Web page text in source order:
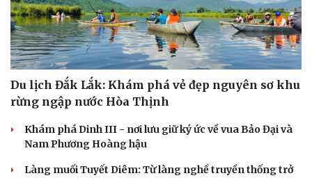
Du lịch Đắk Lắk: Khám phá vẻ đẹp nguyên sơ khu
rừng ngập nước Hòa Thịnh
Khám phá Dinh III - nơi lưu giữ ký ức về vua Bảo Đại và
Nam Phương Hoàng hậu
Làng muối Tuyết Diêm: Từ làng nghề truyền thống trở